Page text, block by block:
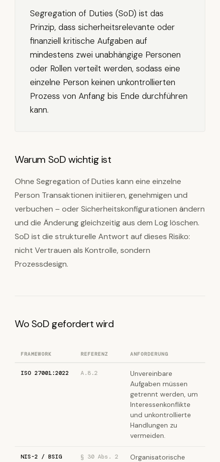
Segregation of Duties (SoD) ist das
Prinzip, dass sicherheitsrelevante oder
finanziell kritische Aufgaben auf
mindestens zwei unabhängige Personen
oder Rollen verteilt werden, sodass eine
einzelne Person keinen unkontrollierten
Prozess von Anfang bis Ende durchführen
kann.
Warum SoD wichtig ist
Ohne Segregation of Duties kann eine einzelne
Person Transaktionen initiieren, genehmigen und
verbuchen – oder Sicherheitskonfigurationen ändern
und die Änderung gleichzeitig aus dem Log löschen.
SoD ist die strukturelle Antwort auf dieses Risiko:
nicht Vertrauen als Kontrolle, sondern
Prozessdesign.
Wo SoD gefordert wird
FRAMEWORK REFERENZ ANFORDERUNG
ISO 27001:2022 A.8.2
Unvereinbare
Aufgaben müssen
getrennt werden, um
Interessenkonflikte
und unkontrollierte
Handlungen zu
vermeiden.
NIS-2 / BSIG § 30 Abs. 2
Organisatorische